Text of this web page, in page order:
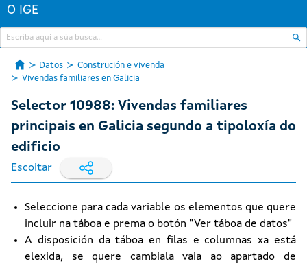
O IGE
Datos
Construción e vivenda
Vivendas familiares en Galicia
Selector 10988: Vivendas familiares
principais en Galicia segundo a tipoloxía do
edificio
Escoitar
Seleccione para cada variable os elementos que quere
incluir na táboa e prema o botón "Ver táboa de datos"
A disposición da táboa en filas e columnas xa está
elexida, se quere cambiala vaia ao apartado de